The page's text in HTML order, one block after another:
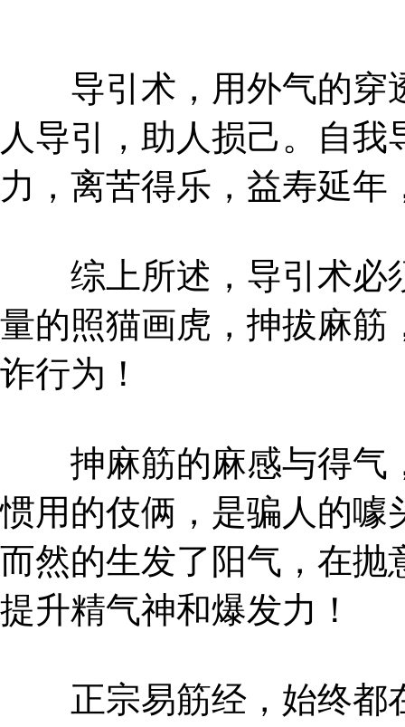
导引术，用外气的穿
人导引，助人损己。自
力，离苦得乐，益寿延
综上所述，导引术必
量的照猫画虎，抻拔麻筋
诈行为！
抻麻筋的麻感与得气
惯用的伎俩，是骗人的噱
而然的生发了阳气，在抛
提升精气神和爆发力！
正宗易筋经，始终都